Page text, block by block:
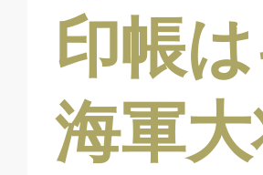
印帳
海軍